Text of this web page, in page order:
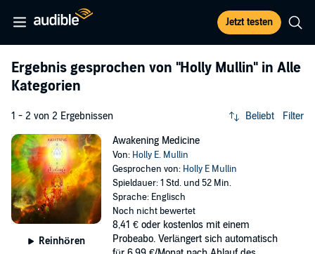
Jetzt testen
Ergebnis gesprochen von "Holly Mullin" in Alle
Kategorien
1 - 2 von 2 Ergebnissen Beliebt Filter
Reinhören
Awakening Medicine
Von: Holly E. Mullin
Gesprochen von: Holly E Mullin
Spieldauer: 1 Std. und 52 Min.
Sprache: Englisch
Noch nicht bewertet
8,41 € oder kostenlos mit einem
Probeabo. Verlängert sich automatisch